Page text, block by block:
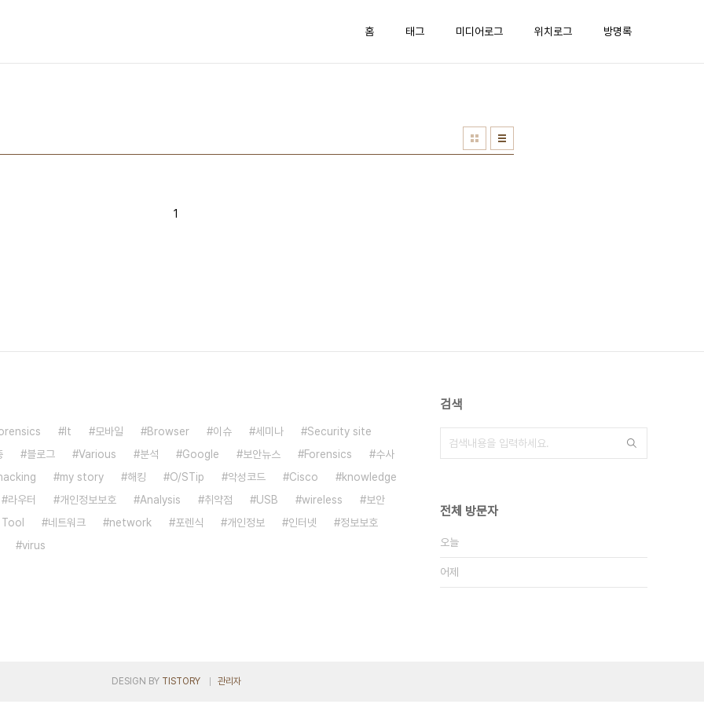
홈 태그 미디어로그 위치로그 방명록
1
It 모바일 Browser 이슈 세미나
Security site
블로그 Various 분석 Google 보안뉴스 Forensics
수사
my story 해킹 O/STip 악성코드 Cisco
knowledge
라우터 개인정보보호 Analysis 취약점 USB wireless
보안
네트워크 network 포렌식 개인정보 인터넷
정보보호
virus
검색
전체 방문자
오늘
어제
DESIGN BY TISTORY 관리자